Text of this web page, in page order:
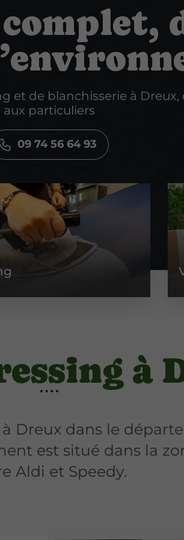
et de blanchisserie à Dreux,
aux particuliers
09 74 56 64 93
à
Dreux dans le
est situé dans la
Aldi et Speedy.